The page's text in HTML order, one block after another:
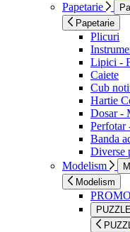
Papetarie
Papetarie
Plicuri
Lipici -
Caiete
Cub
Hartie
Dosar -
Perfotar
Banda
Diverse
Modelism
Modelism